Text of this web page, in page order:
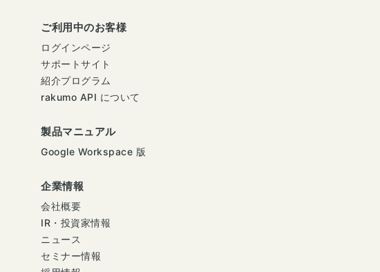
ご利用中のお客様
ログインページ
サポートサイト
紹介プログラム
rakumo API について
製品マニュアル
Google Workspace 版
企業情報
会社概要
IR・投資家情報
ニュース
セミナー情報